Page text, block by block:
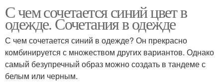
С чем сочетается синий цвет в
одежде. Сочетания в одежде
С чем сочетается синий в одежде? Он прекрасно
комбинируется с множеством других вариантов. Однако
самый безупречный образ можно создать в тандеме с
белым или черным.